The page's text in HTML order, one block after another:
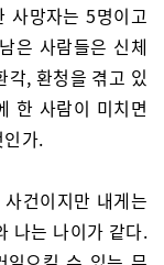
사망자는 5명이고
은 사람들은 신체
각, 환청을 겪고 있
한 사람이 미치면
가.
건이지만 내게는
나는 나이가 같다.